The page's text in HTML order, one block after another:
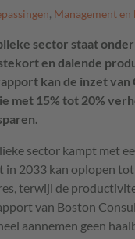
, Management
sector staat
en dalende
kan de inzet
met 15% tot 20%
sector kampt met
in 2033 kan oplopen
terwijl de
van Boston
aannemen geen